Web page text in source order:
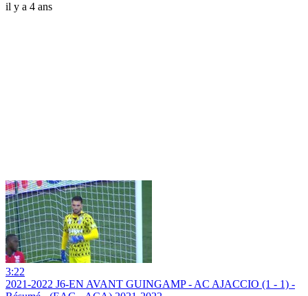
il y a 4 ans
3:22
2021-2022 J6-EN AVANT GUINGAMP - AC AJACCIO (1 - 1) -